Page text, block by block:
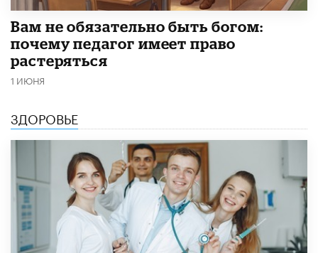
​Вам не обязательно быть богом:
почему педагог имеет право
растеряться
1 ИЮНЯ
ЗДОРОВЬЕ